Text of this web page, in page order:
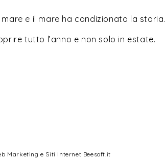
e il mare ha condizionato la storia.
tutto l’anno e non solo in estate.
Marketing e Siti Internet Beesoft.it